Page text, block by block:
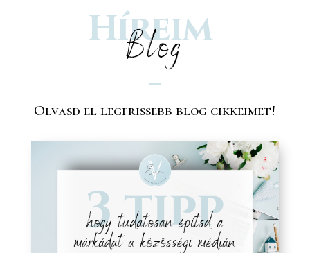
Híreim
Blog
Olvasd el legfrissebb blog cikkeimet!